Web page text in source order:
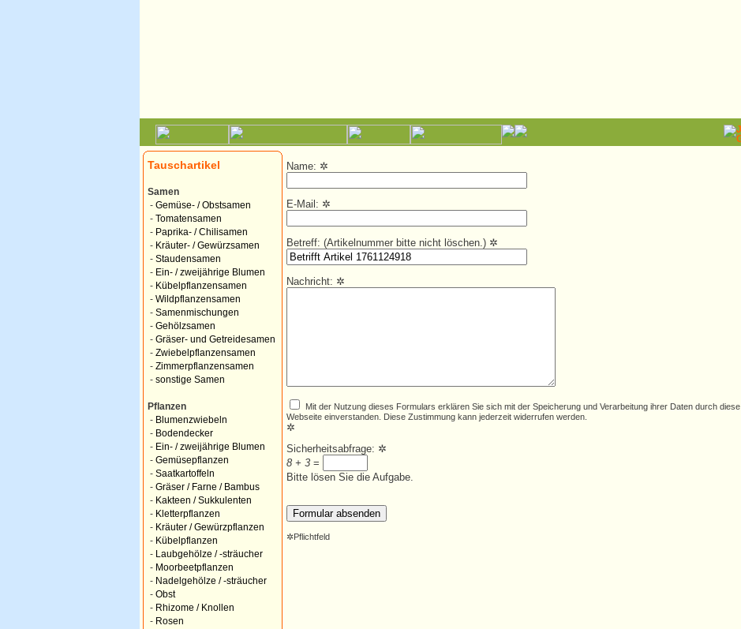
Tauschartikel
Samen
- Gemüse- / Obstsamen
- Tomatensamen
- Paprika- / Chilisamen
- Kräuter- / Gewürzsamen
- Staudensamen
- Ein- / zweijährige Blumen
- Kübelpflanzensamen
- Wildpflanzensamen
- Samenmischungen
- Gehölzsamen
- Gräser- und Getreidesamen
- Zwiebelpflanzensamen
- Zimmerpflanzensamen
- sonstige Samen
Pflanzen
- Blumenzwiebeln
- Bodendecker
- Ein- / zweijährige Blumen
- Gemüsepflanzen
- Saatkartoffeln
- Gräser / Farne / Bambus
- Kakteen / Sukkulenten
- Kletterpflanzen
- Kräuter / Gewürzpflanzen
- Kübelpflanzen
-
Laubgehölze / -sträucher
- Moorbeetpflanzen
- Nadelgehölze / -sträucher
- Obst
- Rhizome / Knollen
- Rosen
Name: ✲
E-Mail: ✲
Betreff: (Artikelnummer bitte nicht löschen.) ✲
Nachricht: ✲
Mit der Nutzung dieses Formulars erklären Sie sich mit der Speicherung und Verarbeitung ihrer Daten durch diese
Webseite einverstanden. Diese Zustimmung kann jederzeit widerrufen werden.
✲
Sicherheitsabfrage: ✲
8 + 3 =
Bitte lösen Sie die Aufgabe.
✲Pflichtfeld